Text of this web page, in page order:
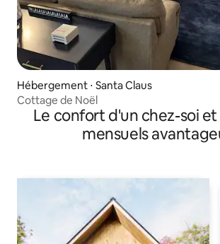
Hébergement ⋅ Santa Claus
Cottage de Noël
Le confort d'un chez-soi
mensuels